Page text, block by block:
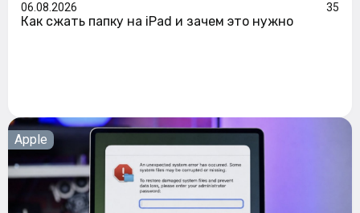
06.08.2026 35
Как сжать папку на iPad и зачем это нужно
Apple